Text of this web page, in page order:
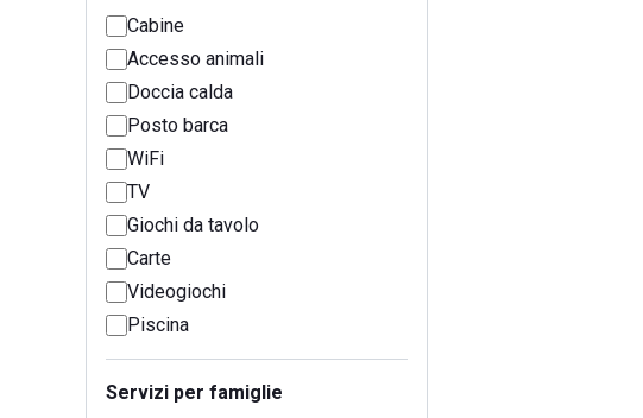
Cabine
Accesso animali
Doccia calda
Posto barca
WiFi
TV
Giochi da tavolo
Carte
Videogiochi
Piscina
Servizi per famiglie